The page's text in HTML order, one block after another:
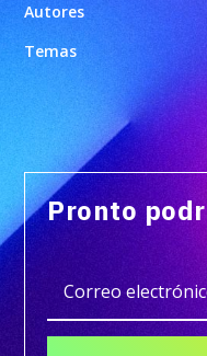
Autores
Temas
Pronto